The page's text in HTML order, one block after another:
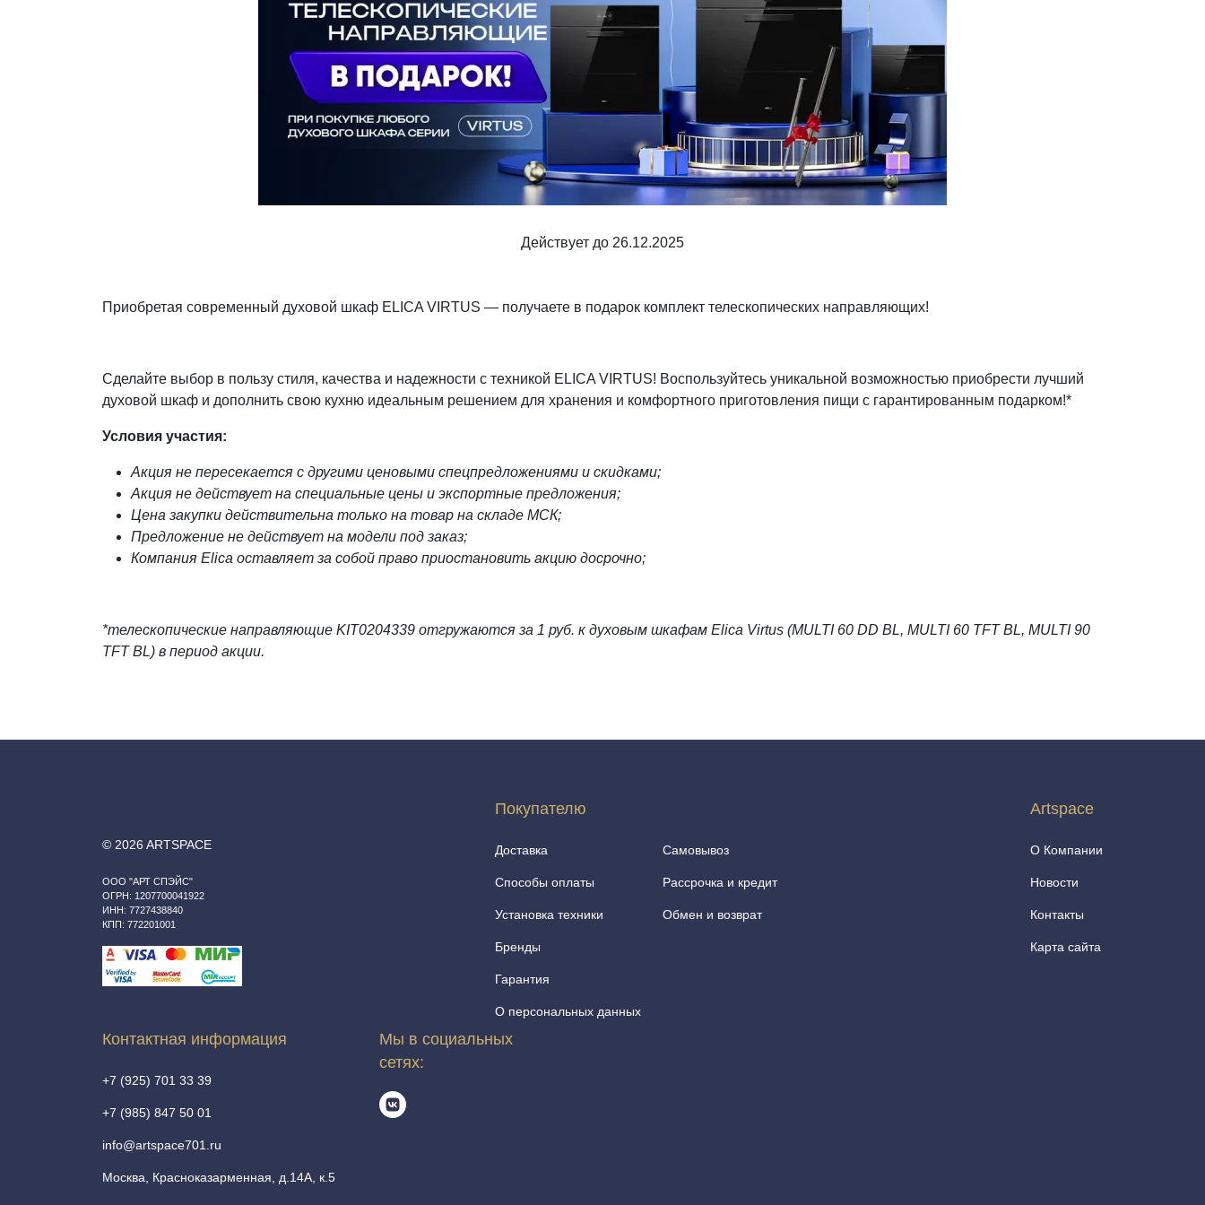
Комоды
Консоли
Консоли
Зеркальные
консоли
Шкафы и
стеллажи
Шкафы
Стеллажи
Мебель для
гостиной
Действует до 26.12.2025
Приобретая современный духовой шкаф ELICA VIRTUS — получаете в подарок комплект телескопических направляющих!
Сделайте выбор в пользу стиля, качества и надежности с техникой ELICA VIRTUS! Воспользуйтесь уникальной возможностью приобрести лучший
духовой шкаф и дополнить свою кухню идеальным решением для хранения и комфортного приготовления пищи с гарантированным подарком!*
Условия участия:
Акция не пересекается с другими ценовыми спецпредложениями и скидками;
Акция не действует на специальные цены и экспортные предложения;
Цена закупки действительна только на товар на складе МСК;
Предложение не действует на модели под заказ;
Компания Elica оставляет за собой право приостановить акцию досрочно;
*телескопические направляющие KIT0204339 отгружаются за 1 руб. к духовым шкафам Elica Virtus (MULTI 60 DD BL, MULTI 60 TFT BL, MULTI 90
TFT BL) в период акции.
© 2026 ARTSPACE
ООО "АРТ СПЭЙС"
ОГРН: 1207700041922
ИНН: 7727438840
КПП: 772201001
Покупателю
Доставка
Способы оплаты
Установка техники
Бренды
Гарантия
О персональных данных
Самовывоз
Рассрочка и кредит
Обмен и возврат
Artspace
О Компании
Новости
Контакты
Карта сайта
Контактная информация
+7 (925) 701 33 39
+7 (985) 847 50 01
info@artspace701.ru
Москва, Красноказарменная, д.14А, к.5
Мы в социальных
сетях: